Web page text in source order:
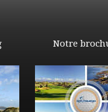
Notre